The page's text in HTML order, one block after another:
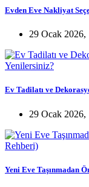
Evden Eve Nakliyat
29 Ocak 2026,
Ev Tadilatı ve
29 Ocak 2026,
Yeni Eve Taşınmadan